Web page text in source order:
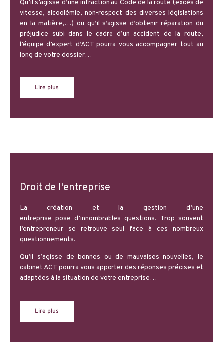
Qu’il s’agisse d’une infraction au Code de la route (excès de
vitesse, alcoolémie, non-respect des diverses législations
en la matière,…) ou qu’il s’agisse d’obtenir réparation du
préjudice subi dans le cadre d’un accident de la route,
l’équipe d’expert d’ACT pourra vous accompagner tout au
long de votre dossier…
Lire plus
Droit de l'entreprise
La création et la gestion d’une
entreprise pose d’innombrables questions. Trop souvent
l’entrepreneur se retrouve seul face à ces nombreux
questionnements.
Qu’il s’agisse de bonnes ou de mauvaises nouvelles, le
cabinet ACT pourra vous apporter des réponses précises et
adaptées à la situation de votre entreprise…
Lire plus